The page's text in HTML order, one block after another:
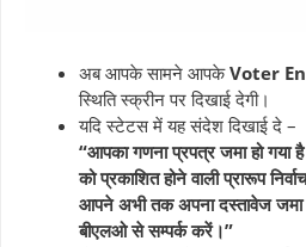
अब आपके सामने आपकेVoter
स्थिति स्क्रीन पर दिखाई देगी।
यदि स्टेटस में यह संदेश दिखाई दे –
“आपका गणना प्रपत्र जमा हो
को प्रकाशित होने वाली प्रारूप
आपने अभी तक अपना दस्तावेज जमा
बीएलओ से सम्पर्क करें।”